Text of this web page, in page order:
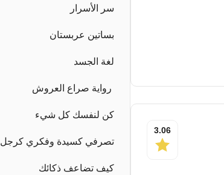
3.06
سر الأسرار
بساتين عربستان
لغة الجسد
رواية صراع العروش
كن لنفسك كل شيء
تصرفي كسيدة وفكري كرجل
كيف تضاعف ذكائك